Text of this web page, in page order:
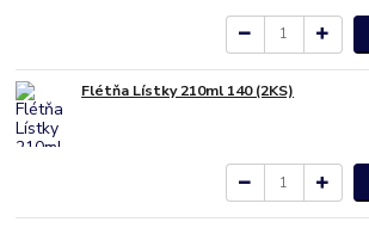
Flétňa Lístky 210ml 140 (2KS)